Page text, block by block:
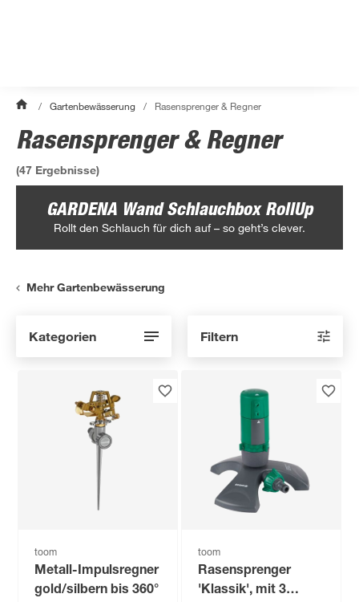
/ Gartenbewässerung / Rasensprenger & Regner
Rasensprenger & Regner
(47 Ergebnisse)
GARDENA Wand Schlauchbox RollUp
Rollt den Schlauch für dich auf – so geht’s clever.
Mehr Gartenbewässerung
Kategorien Filtern
toom
Metall-Impulsregner
gold/silbern bis 360°
toom
Rasensprenger
'Klassik', mit 3